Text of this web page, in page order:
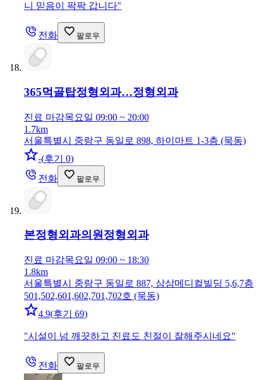
니 믿음이 팍팍 갑니다"
전화 팔로우
365먹골탑정형외과…정형외과
진료 마감목요일 09:00 ~ 20:00
1.7km
서울특별시 중랑구 동일로 898, 하이마트 1-3층 (묵동)
-(후기 0)
전화
팔로우
본정형외과의원정형외과
진료 마감목요일 09:00 ~ 18:30
1.8km
서울특별시 중랑구 동일로 887, 삼삼메디컬빌딩 5,6,7층
501,502,601,602,701,702호 (묵동)
4.9(후기 69)
"시설이 넘 깨끗하고 진료도 친절이 잘해주시네요"
전화 팔로우